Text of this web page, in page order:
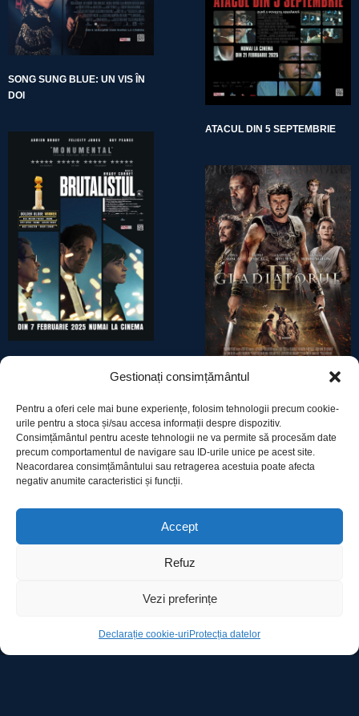
Gestionați consimțământul
Pentru a oferi cele mai bune experiențe, folosim tehnologii precum cookie-
urile pentru a stoca și/sau accesa informații despre dispozitiv.
Consimțământul pentru aceste tehnologii ne va permite să procesăm date
precum comportamentul de navigare sau ID-urile unice pe acest site.
Neacordarea consimțământului sau retragerea acestuia poate afecta
negativ anumite caracteristici și funcții.
Accept
Refuz
Vezi preferințe
Declarație cookie-uri Protecția datelor
SONG SUNG BLUE: UN VIS ÎN
DOI
ATACUL DIN 5 SEPTEMBRIE
Utile
Protecția datelor
Declarație cookie-uri